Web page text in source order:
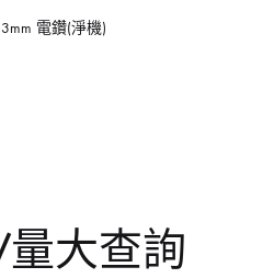
電鑽(淨機)
大查詢